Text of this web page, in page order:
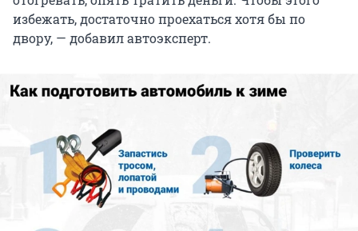
избежать, достаточно проехаться хотя бы по
двору, — добавил автоэксперт.